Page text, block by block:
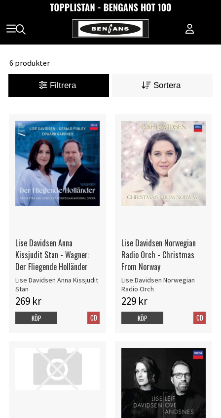
6 produkter
Filtrera Sortera
Lise Davidsen Anna
Kissjudit Stan - Wagner:
Der Fliegende Holländer
Lise Davidsen Anna Kissjudit
Stan
269 kr
CD
KÖP
Lise Davidsen Norwegian
Radio Orch - Christmas
From Norway
Lise Davidsen Norwegian
Radio Orch
229 kr
CD
KÖP